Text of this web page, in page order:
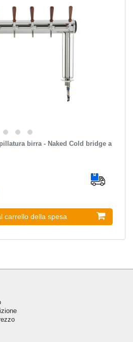
birra - Naked Cold bridge a
carrello della spesa